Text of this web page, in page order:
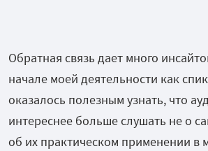
Обратная связь дает много
начале моей деятельности как
оказалось полезным узнать, что
интереснее больше слушать не о
об их практическом применении в